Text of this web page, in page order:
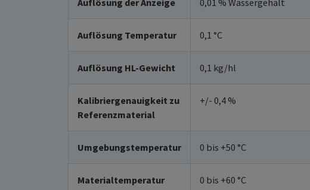
Auflösung der Anzeige 0,01 % Wassergehalt
Auflösung Temperatur 0,1 °C
Auflösung HL-Gewicht 0,1 kg/hl
Kalibriergenauigkeit zu
Referenzmaterial
+/- 0,4 %
Umgebungstemperatur 0 bis +50 °C
Materialtemperatur 0 bis +60 °C